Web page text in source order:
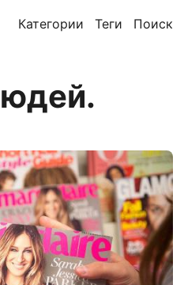
Категории Теги Поиск